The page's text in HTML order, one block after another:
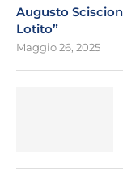
Augusto
Lotito”
Maggio 26, 2025